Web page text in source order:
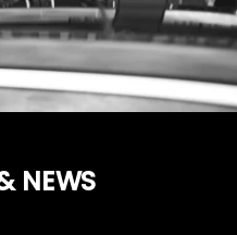
NEWS